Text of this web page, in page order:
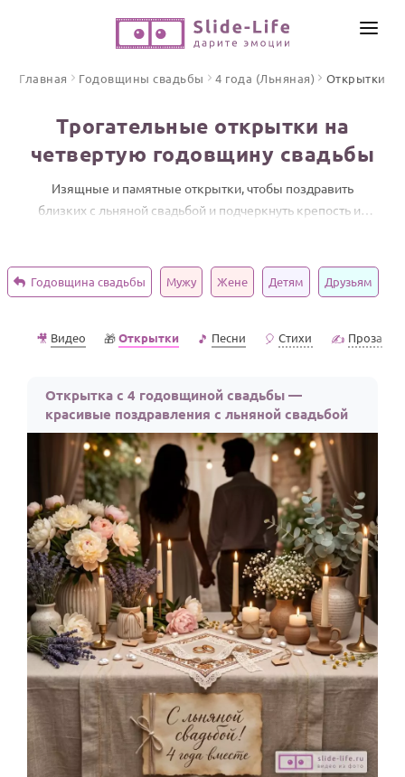
ПО ФОРМАТУ
Видео поздравления
Песни поздравления
Стихи и тексты
С Днем рождения
Свадьба
Годовщина свадьбы
Календарь праздников
КОМУ
Женщине
Мужчине
Маме
Папе
Детям
Все родственники
ПЕРСОНАЛЬНЫЕ
Пожелания
ИНСТРУМЕНТЫ
ЦЕНЫ
Главная Годовщины свадьбы 4 года (Льняная) Открытки
Трогательные открытки на
четвертую годовщину свадьбы
Изящные и памятные открытки, чтобы поздравить
близких с льняной свадьбой и подчеркнуть крепость их
Годовщина свадьбы Мужу Жене Детям Друзьям
🎥 Видео 🎁Открытки 🎵 Песни 🎈 Стихи ✍️ Проза
Открытка с 4 годовщиной свадьбы —
красивые поздравления с льняной свадьбой